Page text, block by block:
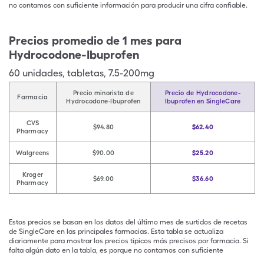
no contamos con suficiente información para producir una cifra confiable.
Precios promedio de 1 mes para
Hydrocodone-Ibuprofen
60 unidades, tabletas, 7.5-200mg
Farmacia
Precio minorista de
Hydrocodone-Ibuprofen
Precio de Hydrocodone-
Ibuprofen en SingleCare
CVS
Pharmacy
$94.80 $62.40
Walgreens $90.00 $25.20
Kroger
Pharmacy
$69.00 $36.60
Estos precios se basan en los datos del último mes de surtidos de recetas
de SingleCare en las principales farmacias. Esta tabla se actualiza
diariamente para mostrar los precios típicos más precisos por farmacia. Si
falta algún dato en la tabla, es porque no contamos con suficiente